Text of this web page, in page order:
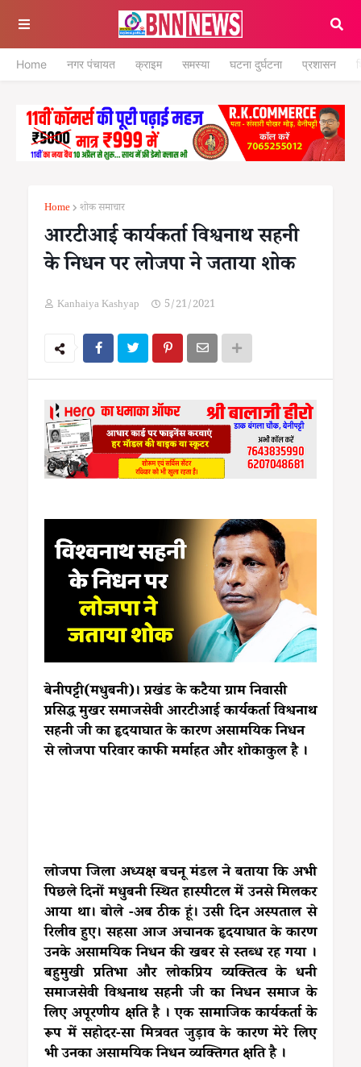
Home नगर पंचायत क्राइम समस्या घटना दुर्घटना प्रशासन
Home शोक समाचार
आरटीआई कार्यकर्ता विश्वनाथ सहनी
के निधन पर लोजपा ने जताया शोक
Kanhaiya Kashyap 5/21/2021
बेनीपट्टी(मधुबनी)। प्रखंड के कटैया ग्राम निवासी
प्रसिद्ध मुखर समाजसेवी आरटीआई कार्यकर्ता विश्वनाथ
सहनी जी का हृदयाघात के कारण असामयिक निधन
से लोजपा परिवार काफी मर्माहत और शोकाकुल है ।
लोजपा जिला अध्यक्ष बचनू मंडल ने बताया कि अभी
पिछले दिनों मधुबनी स्थित हास्पीटल में उनसे मिलकर
आया था। बोले -अब ठीक हूं। उसी दिन अस्पताल से
रिलीव हुए। सहसा आज अचानक हृदयाघात के कारण
उनके असामयिक निधन की खबर से स्तब्ध रह गया ।
बहुमुखी प्रतिभा और लोकप्रिय व्यक्तित्व के धनी
समाजसेवी विश्वनाथ सहनी जी का निधन समाज के
लिए अपूरणीय क्षति है । एक सामाजिक कार्यकर्ता के
रूप में सहोदर-सा मित्रवत जुड़ाव के कारण मेरे लिए
भी उनका असामयिक निधन व्यक्तिगत क्षति है ।